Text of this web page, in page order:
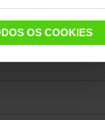
OS COOKIES